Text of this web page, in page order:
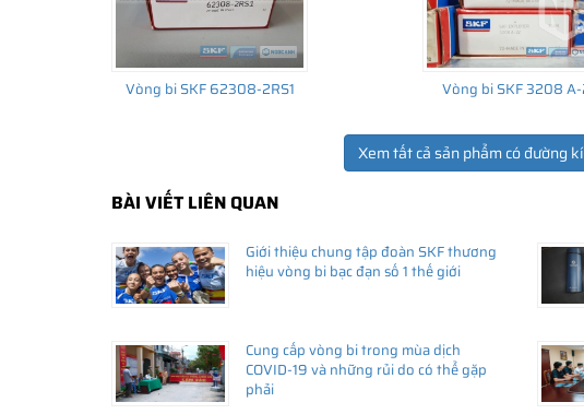
Giá bán và nơi bán Phớt chắn dầu SKF chính hãng uy tín
Để có báo giá Phớt 40x70x8 HMSA10 RG tốt nhất, hãy liên hệ với
Sản phẩm chính hãng, giao hàng toàn quốc
Vòng bi SKF 62308-2RS1 Vòng bi SKF 3208
Xem tất cả sản phẩm có đường
BÀI VIẾT LIÊN QUAN
Giới thiệu chung tập đoàn SKF thương
hiệu vòng bi bạc đạn số 1 thế giới
Cung cấp vòng bi trong mùa dịch
COVID-19 và những rủi do có thể gặp
phải